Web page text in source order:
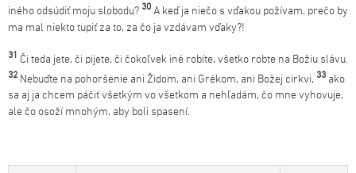
iného odsúdiť moju slobodu? 30 A keď ja niečo s vďakou požívam, prečo by
ma mal niekto tupiť za to, za čo ja vzdávam vďaky?!
31 Či teda jete, či pijete, či čokoľvek iné robíte, všetko robte na Božiu slávu.
32 Nebuďte na pohoršenie ani Židom, ani Grékom, ani Božej cirkvi, 33 ako
sa aj ja chcem páčiť všetkým vo všetkom a nehľadám, čo mne vyhovuje,
ale čo osoží mnohým, aby boli spasení.